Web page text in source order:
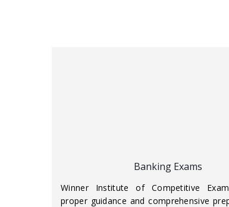
Banking Exams
Winner Institute of Competitive
proper guidance and comprehensive